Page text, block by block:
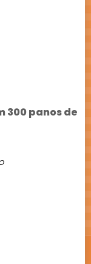
300 panos de